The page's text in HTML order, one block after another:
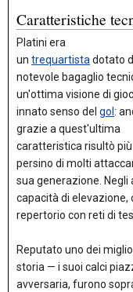
Caratteristiche
Platini era
un trequartista dotato
notevole bagaglio
un'ottima visione di
innato senso del gol :
grazie a quest'ultima
caratteristica risultò
persino di molti
sua generazione. Negli
capacità di elevazione,
repertorio con reti di
Reputato uno dei
storia — i suoi calci
avversaria, furono